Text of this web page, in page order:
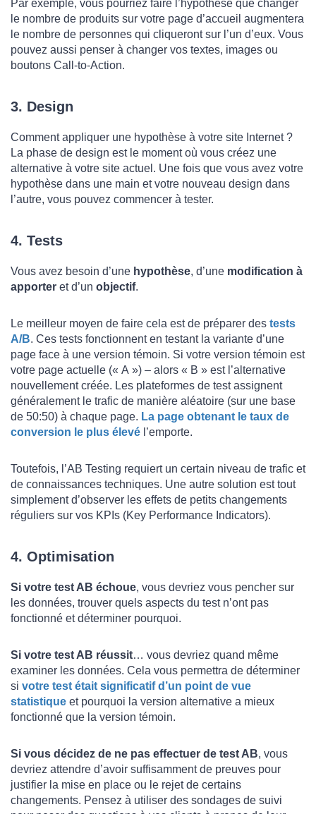
Par exemple, vous pourriez faire l’hypothèse que changer
le nombre de produits sur votre page d’accueil augmentera
le nombre de personnes qui cliqueront sur l’un d’eux. Vous
pouvez aussi penser à changer vos textes, images ou
boutons Call-to-Action.
3. Design
Comment appliquer une hypothèse à votre site Internet ?
La phase de design est le moment où vous créez une
alternative à votre site actuel. Une fois que vous avez votre
hypothèse dans une main et votre nouveau design dans
l’autre, vous pouvez commencer à tester.
4. Tests
Vous avez besoin d’une hypothèse, d’une modification à
apporter et d’un objectif.
Le meilleur moyen de faire cela est de préparer des tests
A/B. Ces tests fonctionnent en testant la variante d’une
page face à une version témoin. Si votre version témoin est
votre page actuelle (« A ») – alors « B » est l’alternative
nouvellement créée. Les plateformes de test assignent
généralement le trafic de manière aléatoire (sur une base
de 50:50) à chaque page. La page obtenant le taux de
conversion le plus élevé l’emporte.
Toutefois, l’AB Testing requiert un certain niveau de trafic et
de connaissances techniques. Une autre solution est tout
simplement d’observer les effets de petits changements
réguliers sur vos KPIs (Key Performance Indicators).
4. Optimisation
Si votre test AB échoue, vous devriez vous pencher sur
les données, trouver quels aspects du test n’ont pas
fonctionné et déterminer pourquoi.
Si votre test AB réussit… vous devriez quand même
examiner les données. Cela vous permettra de déterminer
si votre test était significatif d’un point de vue
statistique et pourquoi la version alternative a mieux
fonctionné que la version témoin.
Si vous décidez de ne pas effectuer de test AB, vous
devriez attendre d’avoir suffisamment de preuves pour
justifier la mise en place ou le rejet de certains
changements. Pensez à utiliser des sondages de suivi